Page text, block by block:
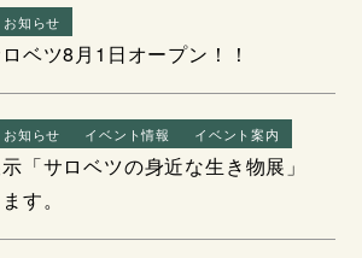
お知らせ
ベツ8月1日オープン！！
お知らせ イベント情報 イベント案内
「サロベツの身近な生き物展」
す。